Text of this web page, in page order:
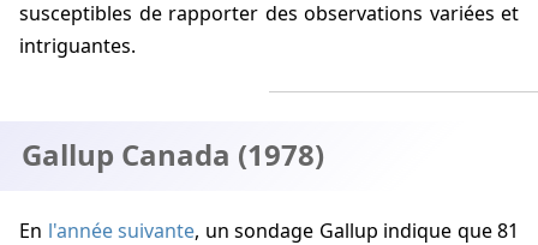
susceptibles de rapporter des observations variées et
intriguantes.
Gallup Canada (1978)
En l'année suivante, un sondage Gallup indique que 81